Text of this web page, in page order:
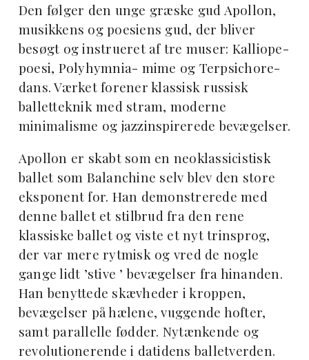
Den følger den unge græske gud Apollon,
musikkens og poesiens gud, der bliver
besøgt og instrueret af tre muser: Kalliope-
poesi, Polyhymnia- mime og Terpsichore-
dans. Værket forener klassisk russisk
balletteknik med stram, moderne
minimalisme og jazzinspirerede bevægelser.
Apollon er skabt som en neoklassicistisk
ballet som Balanchine selv blev den store
eksponent for. Han demonstrerede med
denne ballet et stilbrud fra den rene
klassiske ballet og viste et nyt trinsprog,
der var mere rytmisk og vred de nogle
gange lidt ’stive ’ bevægelser fra hinanden.
Han benyttede skævheder i kroppen,
bevægelser på hælene, vuggende hofter,
samt parallelle fødder. Nytænkende og
revolutionerende i datidens balletverden.